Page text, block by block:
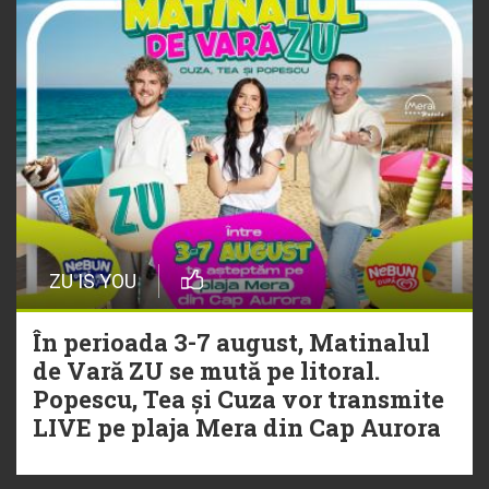
ZU IS YOU
În perioada 3-7 august, Matinalul
de Vară ZU se mută pe litoral.
Popescu, Tea și Cuza vor transmite
LIVE pe plaja Mera din Cap Aurora